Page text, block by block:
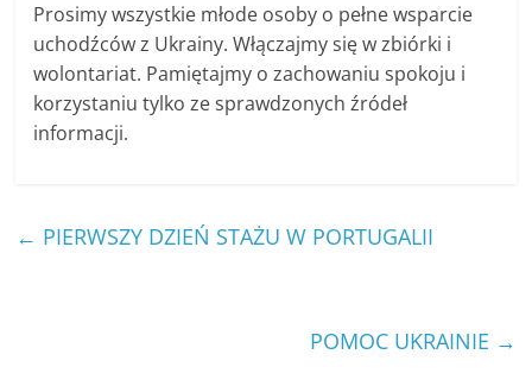
Prosimy wszystkie młode osoby o pełne wsparcie
uchodźców z Ukrainy. Włączajmy się w zbiórki i
wolontariat. Pamiętajmy o zachowaniu spokoju i
korzystaniu tylko ze sprawdzonych źródeł
informacji.
← PIERWSZY DZIEŃ STAŻU W PORTUGALII
POMOC UKRAINIE →